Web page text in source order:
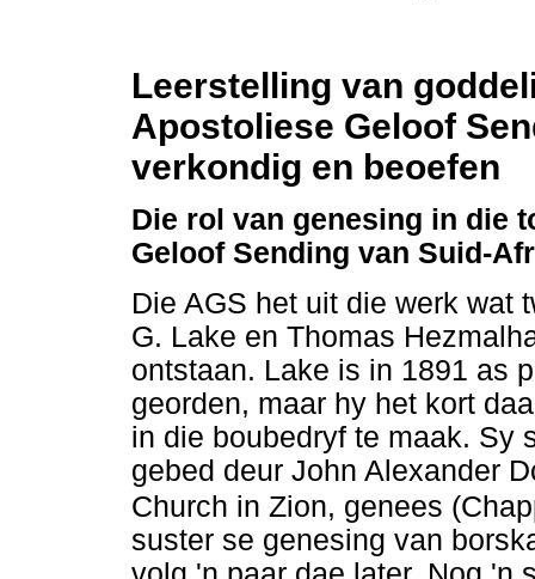
Leerstelling van
Apostoliese Geloof
verkondig en beoefen
Die rol van genesing in die
Geloof Sending van Suid-
Die AGS het uit die werk wat
G. Lake en Thomas
ontstaan. Lake is in 1891 as
georden, maar hy het kort
in die boubedryf te maak. Sy
gebed deur John Alexander
Church in Zion, genees
suster se genesing van